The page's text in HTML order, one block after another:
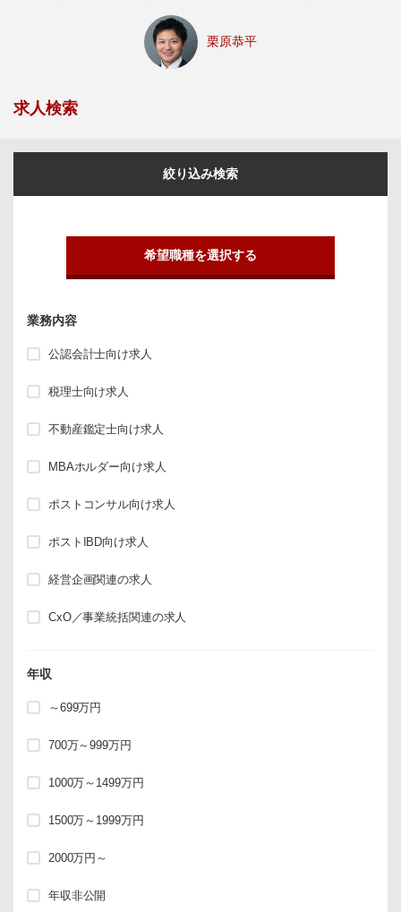
栗原恭平
求人検索
絞り込み検索
希望職種を選択する
業務内容
公認会計士向け求人
税理士向け求人
不動産鑑定士向け求人
MBAホルダー向け求人
ポストコンサル向け求人
ポストIBD向け求人
経営企画関連の求人
CxO／事業統括関連の求人
年収
～699万円
700万～999万円
1000万～1499万円
1500万～1999万円
2000万円～
年収非公開